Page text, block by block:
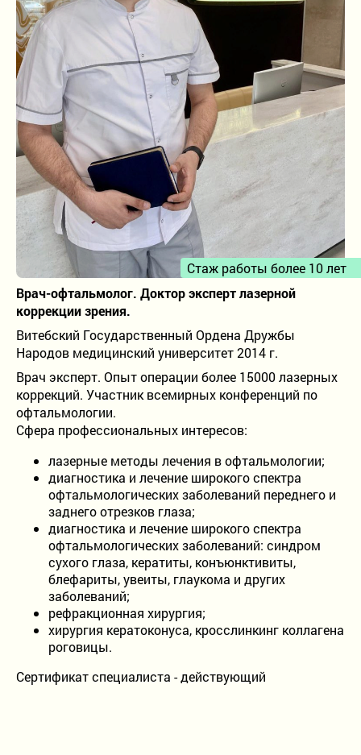
Детское отделение
Проверка зрения
Лазерная коррекция зрения
Лечение катаракты
Рефракционная ленсэктомия
Витреоретинальная хирургия
Лечение кератоконуса
8-800-302-99-93
Бесплатно по России
+7 (815) 256-66-56
+7 (921) 150-04-00
9:00 - 19:00
без выходных
Стаж работы более 10 лет
Врач-офтальмолог. Доктор эксперт лазерной
коррекции зрения.
Витебский Государственный Ордена Дружбы
Народов медицинский университет 2014 г.
Врач эксперт. Опыт операции более 15000 лазерных
коррекций. Участник всемирных конференций по
офтальмологии.
Сфера профессиональных интересов:
лазерные методы лечения в офтальмологии;
диагностика и лечение широкого спектра
офтальмологических заболеваний переднего и
заднего отрезков глаза;
диагностика и лечение широкого спектра
офтальмологических заболеваний: синдром
сухого глаза, кератиты, конъюнктивиты,
блефариты, увеиты, глаукома и других
заболеваний;
рефракционная хирургия;
хирургия кератоконуса, кросслинкинг коллагена
роговицы.
Сертификат специалиста - действующий